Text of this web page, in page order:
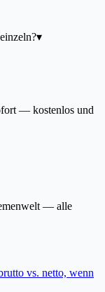
▾
— kostenlos und
— alle
vs. netto, wenn